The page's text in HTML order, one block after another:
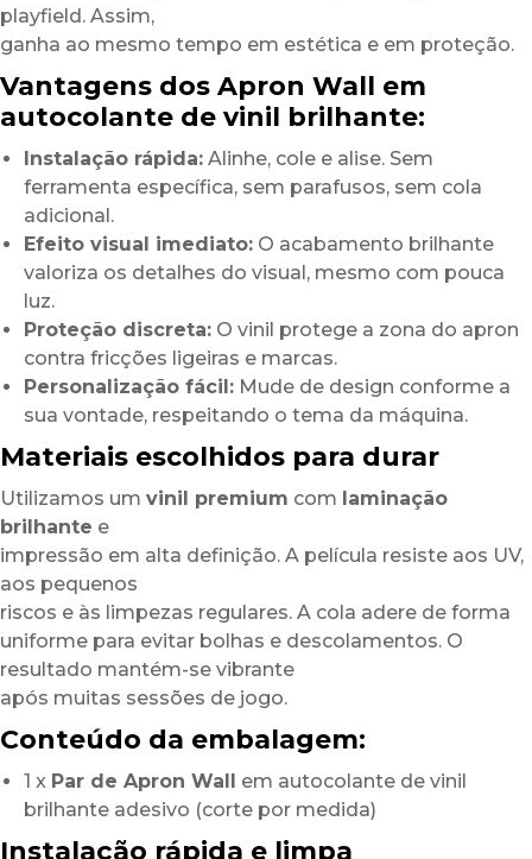
playfield. Assim,
ganha ao mesmo tempo em estética e em proteção.
Vantagens dos Apron Wall em
autocolante de vinil brilhante:
Instalação rápida: Alinhe, cole e alise. Sem
ferramenta específica, sem parafusos, sem cola
adicional.
Efeito visual imediato: O acabamento brilhante
valoriza os detalhes do visual, mesmo com pouca
luz.
Proteção discreta: O vinil protege a zona do apron
contra fricções ligeiras e marcas.
Personalização fácil: Mude de design conforme a
sua vontade, respeitando o tema da máquina.
Materiais escolhidos para durar
Utilizamos um vinil premium com laminação
brilhante e
impressão em alta definição. A película resiste aos UV,
aos pequenos
riscos e às limpezas regulares. A cola adere de forma
uniforme para evitar bolhas e descolamentos. O
resultado mantém-se vibrante
após muitas sessões de jogo.
Conteúdo da embalagem:
1 x Par de Apron Wall em autocolante de vinil
brilhante adesivo (corte por medida)
Instalação rápida e limpa